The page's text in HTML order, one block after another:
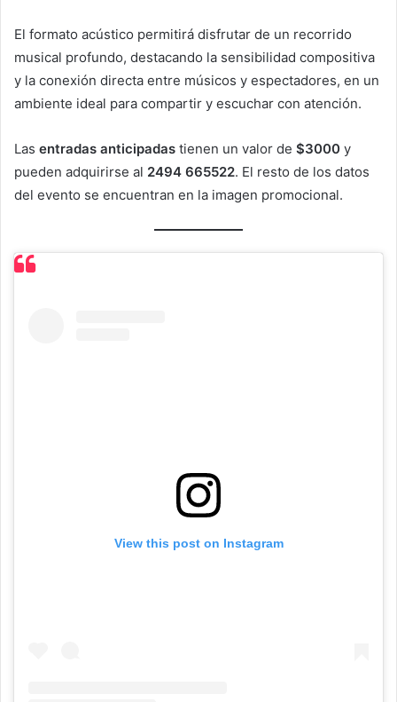
El formato acústico permitirá disfrutar de un recorrido
musical profundo, destacando la sensibilidad compositiva
y la conexión directa entre músicos y espectadores, en un
ambiente ideal para compartir y escuchar con atención.
Las entradas anticipadas tienen un valor de $3000 y
pueden adquirirse al 2494 665522. El resto de los datos
del evento se encuentran en la imagen promocional.
View this post on Instagram